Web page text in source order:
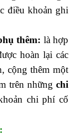
điều khoản ghi
thêm: là hợp
hoàn lại các
cộng thêm một
trên những chi
chi phí cố